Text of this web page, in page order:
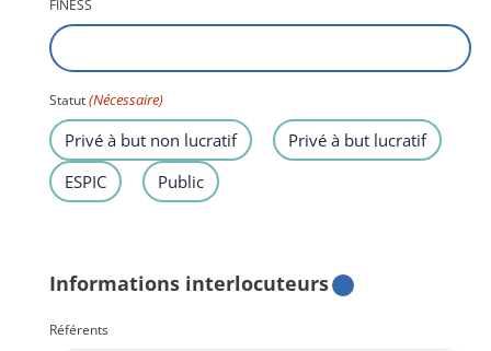
FINESS
Statut(Nécessaire)
Privé à but non lucratif
Privé à but lucratif
ESPIC
Public
Informations interlocuteurs
Référents